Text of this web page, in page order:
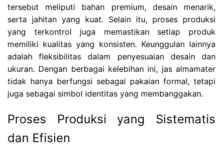
tersebut meliputi bahan premium, desain menarik,
serta jahitan yang kuat. Selain itu, proses produksi
yang terkontrol juga memastikan setiap produk
memiliki kualitas yang konsisten. Keunggulan lainnya
adalah fleksibilitas dalam penyesuaian desain dan
ukuran. Dengan berbagai kelebihan ini, jas almamater
tidak hanya berfungsi sebagai pakaian formal, tetapi
juga sebagai simbol identitas yang membanggakan.
Proses Produksi yang Sistematis
dan Efisien